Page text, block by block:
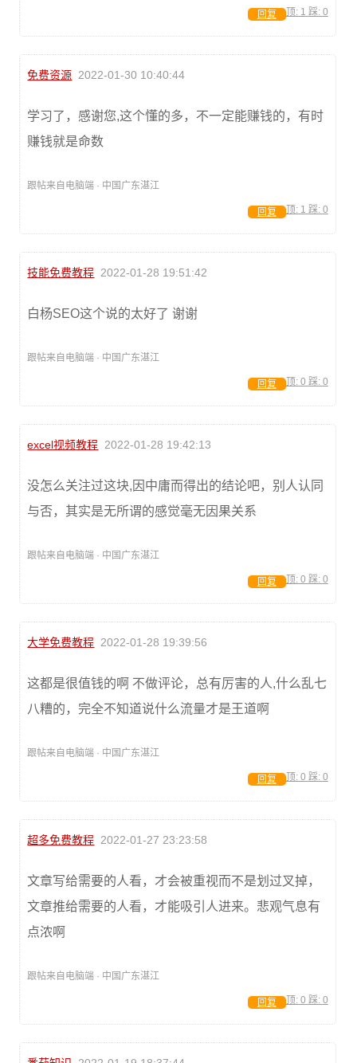
顶: 1 踩: 0
回复
免费资源 2022-01-30 10:40:44
学习了，感谢您,这个懂的多，不一定能赚钱的，有时
赚钱就是命数
跟帖来自电脑端 · 中国广东湛江
顶: 1 踩: 0
回复
技能免费教程 2022-01-28 19:51:42
白杨SEO这个说的太好了 谢谢
跟帖来自电脑端 · 中国广东湛江
顶: 0 踩: 0
回复
excel视频教程 2022-01-28 19:42:13
没怎么关注过这块,因中庸而得出的结论吧，别人认同
与否，其实是无所谓的感觉毫无因果关系
跟帖来自电脑端 · 中国广东湛江
顶: 0 踩: 0
回复
大学免费教程 2022-01-28 19:39:56
这都是很值钱的啊 不做评论，总有厉害的人,什么乱七
八糟的，完全不知道说什么流量才是王道啊
跟帖来自电脑端 · 中国广东湛江
顶: 0 踩: 0
回复
超多免费教程 2022-01-27 23:23:58
文章写给需要的人看，才会被重视而不是划过叉掉，
文章推给需要的人看，才能吸引人进来。悲观气息有
点浓啊
跟帖来自电脑端 · 中国广东湛江
顶: 0 踩: 0
回复